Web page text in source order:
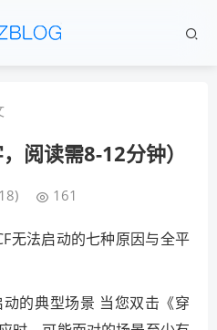
阅读需8-12分钟）
161
无法启动的七种原因与全平
的典型场景 当您双击《穿